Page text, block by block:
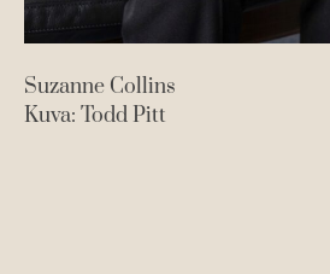
Suzanne Collins
Kuva: Todd Pitt